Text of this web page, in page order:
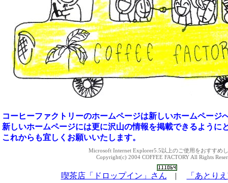
コーヒーファクトリーのホームページは新しいホームページ
新しいホームページには更に沢山の情報を掲載できるように
これからも宜しくお願いいたします。
Microsoft Internet Explorer5.5以上のご使用をおすすめ
Copyright(c) 2004 COFFEE FACTORY All Rights
喫茶店「ドロップイン」さん | 「あとり